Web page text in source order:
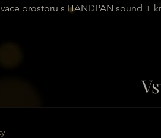
prostoru s HANDPAN sound +